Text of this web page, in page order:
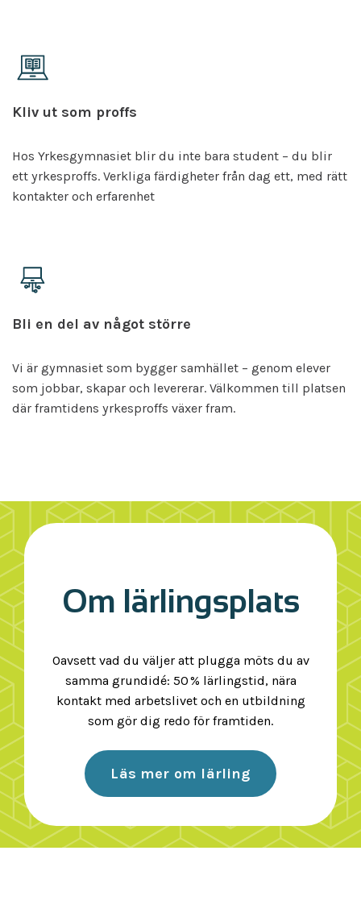
Kliv ut som proffs
Hos Yrkesgymnasiet blir du inte bara student – du blir
ett yrkesproffs. Verkliga färdigheter från dag ett, med rätt
kontakter och erfarenhet
Bli en del av något större
Vi är gymnasiet som bygger samhället – genom elever
som jobbar, skapar och levererar. Välkommen till platsen
där framtidens yrkesproffs växer fram.
Om lärlingsplats
Oavsett vad du väljer att plugga möts du av
samma grundidé: 50 % lärlingstid, nära
kontakt med arbetslivet och en utbildning
som gör dig redo för framtiden.
Läs mer om lärling